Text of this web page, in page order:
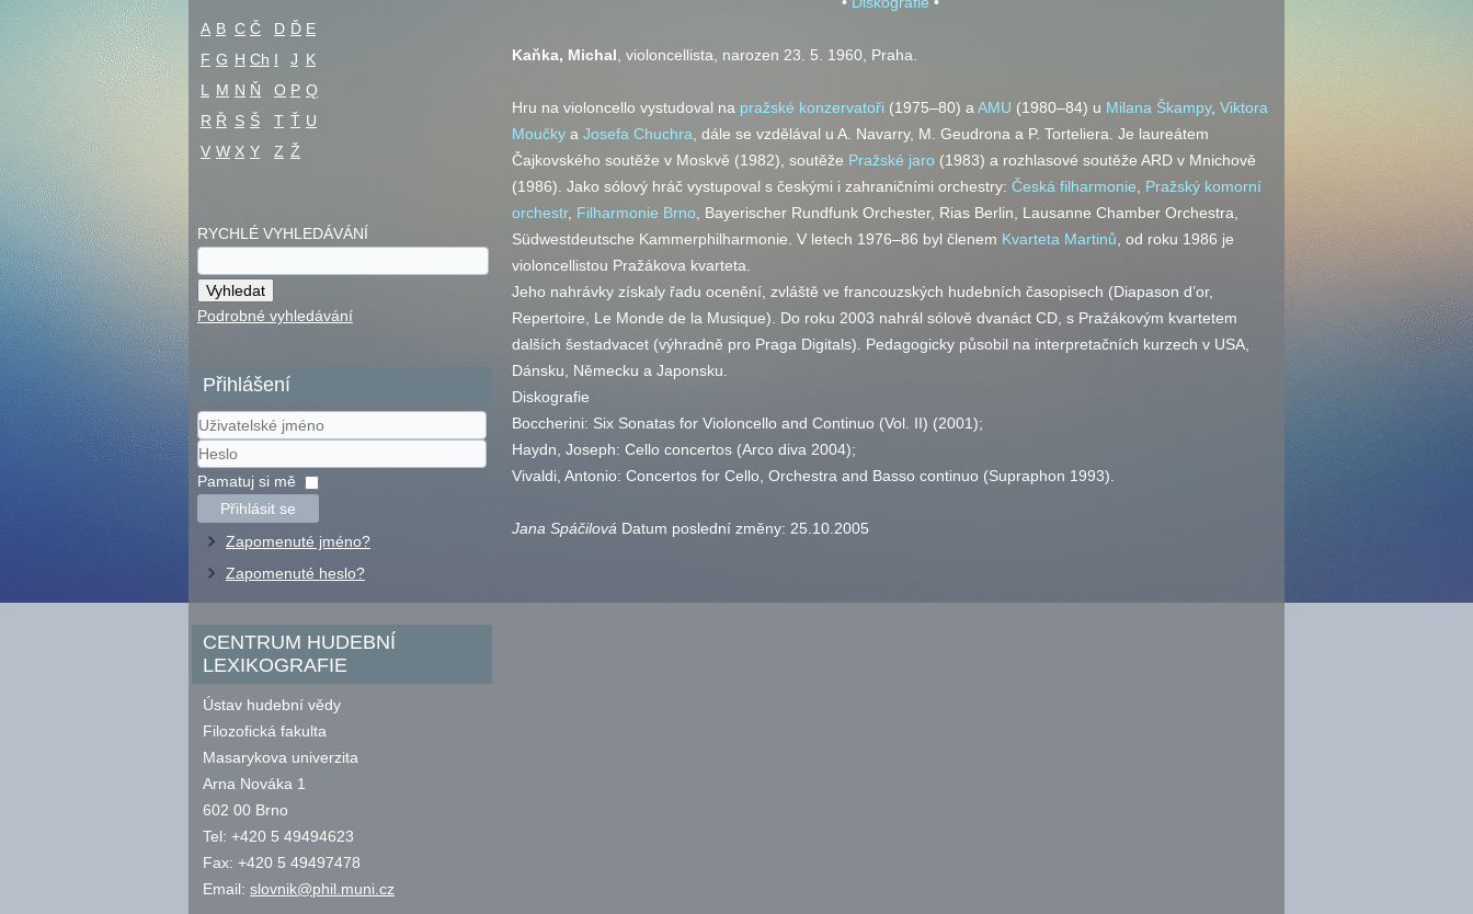
A B C Č D Ď E
F G H Ch I J K
L
M N Ň O P Q
R Ř S Š T Ť U
V W X Y Z Ž
RYCHLÉ VYHLEDÁVÁNÍ
Podrobné vyhledávání
Přihlášení
Uživatelské
jméno
Heslo
Pamatuj si mě
Přihlásit se
Zapomenuté jméno?
Zapomenuté heslo?
CENTRUM HUDEBNÍ
LEXIKOGRAFIE
Ústav hudební vědy
Filozofická fakulta
Masarykova univerzita
Arna Nováka 1
602 00 Brno
Tel: +420 5 49494623
Fax: +420 5 49497478
Email: slovnik@phil.muni.cz
Kaňka, Michal , violoncellista, narozen 23. 5. 1960, Praha.
Hru na violoncello vystudoval na pražské konzervatoři (1975–80) a AMU (1980–84) u Milana Škampy, Viktora
Moučky a Josefa Chuchra , dále se vzdělával u A. Navarry, M. Geudrona a P. Torteliera. Je laureátem
Čajkovského soutěže v Moskvě (1982), soutěže Pražské jaro (1983) a rozhlasové soutěže ARD v Mnichově
(1986). Jako sólový hráč vystupoval s českými i zahraničními orchestry: Česká filharmonie
Pražský komorní
orchestr, Filharmonie Brno , Bayerischer Rundfunk Orchester, Rias Berlin, Lausanne Chamber Orchestra,
Südwestdeutsche Kammerphilharmonie. V letech 1976–86 byl členem Kvarteta Martinů , od roku 1986 je
violoncellistou Pražákova kvarteta.
Jeho nahrávky získaly řadu ocenění, zvláště ve francouzských hudebních časopisech (Diapason d’or,
Repertoire, Le Monde de la Musique). Do roku 2003 nahrál sólově dvanáct CD, s Pražákovým kvartetem
dalších šestadvacet (výhradně pro Praga Digitals). Pedagogicky působil na interpretačních kurzech v USA,
Dánsku, Německu a Japonsku.
Diskografie
Boccherini: Six Sonatas for Violoncello and Continuo (Vol. II) (2001);
Haydn, Joseph: Cello concertos (Arco diva 2004);
Vivaldi, Antonio: Concertos for Cello, Orchestra and Basso continuo (Supraphon 1993).
Jana Spáčilová Datum poslední změny: 25.10.2005